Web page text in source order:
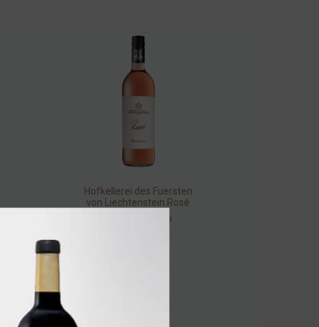
Hofkellerei des Fuersten
von Liechtenstein Rosé
розовое